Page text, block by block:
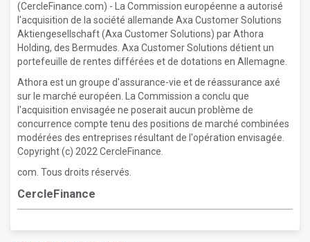
(CercleFinance.com) - La Commission européenne a autorisé
l'acquisition de la société allemande Axa Customer Solutions
Aktiengesellschaft (Axa Customer Solutions) par Athora
Holding, des Bermudes. Axa Customer Solutions détient un
portefeuille de rentes différées et de dotations en Allemagne.
Athora est un groupe d'assurance-vie et de réassurance axé
sur le marché européen. La Commission a conclu que
l'acquisition envisagée ne poserait aucun problème de
concurrence compte tenu des positions de marché combinées
modérées des entreprises résultant de l'opération envisagée.
Copyright (c) 2022 CercleFinance.
com. Tous droits réservés.
CercleFinance